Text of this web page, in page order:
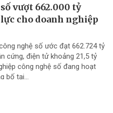
vượt 662.000 tỷ
cho doanh nghiệp
nghệ số ước đạt 662.724 tỷ
cứng, điện tử khoảng 21,5 tỷ
công nghệ số đang hoạt
bố tại...